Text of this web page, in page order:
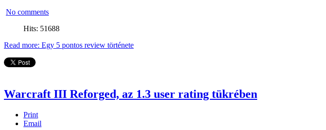
No comments
Hits: 51688
Read more: Egy 5 pontos review története
Warcraft III Reforged, az 1.3 user rating tükrében
Print
Email